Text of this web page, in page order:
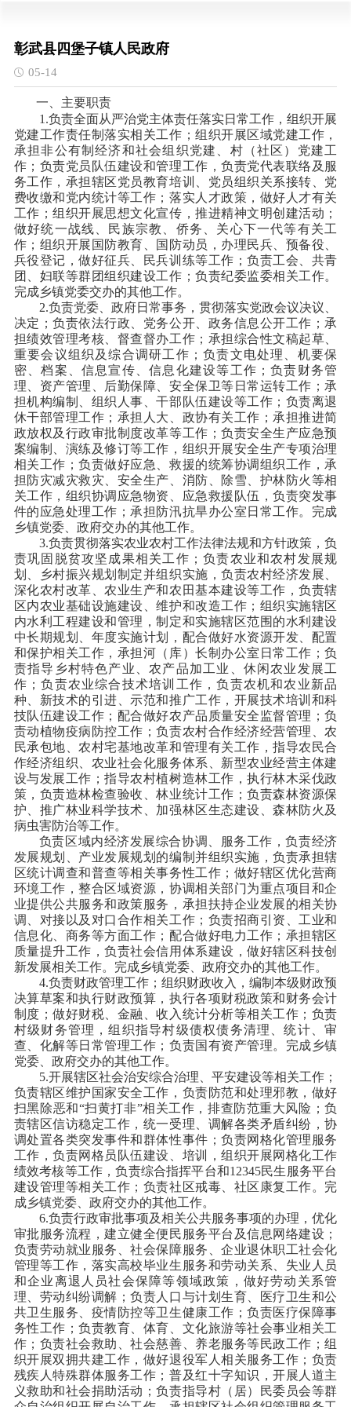
彰武县四堡子镇人民政府
05-14
一、主要职责
1.负责全面从严治党主体责任落实日常工作，组织开展
党建工作责任制落实相关工作；组织开展区域党建工作，
承担非公有制经济和社会组织党建、村（社区）党建工
作；负责党员队伍建设和管理工作，负责党代表联络及服
务工作，承担辖区党员教育培训、党员组织关系接转、党
费收缴和党内统计等工作；落实人才政策，做好人才有关
工作；组织开展思想文化宣传，推进精神文明创建活动；
做好统一战线、民族宗教、侨务、关心下一代等有关工
作；组织开展国防教育、国防动员，办理民兵、预备役、
兵役登记，做好征兵、民兵训练等工作；负责工会、共青
团、妇联等群团组织建设工作；负责纪委监委相关工作。
完成乡镇党委交办的其他工作。
2.负责党委、政府日常事务，贯彻落实党政会议决议、
决定；负责依法行政、党务公开、政务信息公开工作；承
担绩效管理考核、督查督办工作；承担综合性文稿起草、
重要会议组织及综合调研工作；负责文电处理、机要保
密、档案、信息宣传、信息化建设等工作；负责财务管
理、资产管理、后勤保障、安全保卫等日常运转工作；承
担机构编制、组织人事、干部队伍建设等工作；负责离退
休干部管理工作；承担人大、政协有关工作；承担推进简
政放权及行政审批制度改革等工作；负责安全生产应急预
案编制、演练及修订等工作，组织开展安全生产专项治理
相关工作；负责做好应急、救援的统筹协调组织工作，承
担防灾减灾救灾、安全生产、消防、除雪、护林防火等相
关工作，组织协调应急物资、应急救援队伍，负责突发事
件的应急处理工作；承担防汛抗旱办公室日常工作。完成
乡镇党委、政府交办的其他工作。
3.负责贯彻落实农业农村工作法律法规和方针政策，负
责巩固脱贫攻坚成果相关工作；负责农业和农村发展规
划、乡村振兴规划制定并组织实施，负责农村经济发展、
深化农村改革、农业生产和农田基本建设等工作，负责辖
区内农业基础设施建设、维护和改造工作；组织实施辖区
内水利工程建设和管理，制定和实施辖区范围的水利建设
中长期规划、年度实施计划，配合做好水资源开发、配置
和保护相关工作，承担河（库）长制办公室日常工作；负
责指导乡村特色产业、农产品加工业、休闲农业发展工
作；负责农业综合技术培训工作，负责农机和农业新品
种、新技术的引进、示范和推广工作，开展技术培训和科
技队伍建设工作；配合做好农产品质量安全监督管理；负
责动植物疫病防控工作；负责农村合作经济经营管理、农
民承包地、农村宅基地改革和管理有关工作，指导农民合
作经济组织、农业社会化服务体系、新型农业经营主体建
设与发展工作；指导农村植树造林工作，执行林木采伐政
策，负责造林检查验收、林业统计工作；负责森林资源保
护、推广林业科学技术、加强林区生态建设、森林防火及
病虫害防治等工作。
负责区域内经济发展综合协调、服务工作，负责经济
发展规划、产业发展规划的编制并组织实施，负责承担辖
区统计调查和普查等相关事务性工作；做好辖区优化营商
环境工作，整合区域资源，协调相关部门为重点项目和企
业提供公共服务和政策服务，承担扶持企业发展的相关协
调、对接以及对口合作相关工作；负责招商引资、工业和
信息化、商务等方面工作；配合做好电力工作；承担辖区
质量提升工作，负责社会信用体系建设，做好辖区科技创
新发展相关工作。完成乡镇党委、政府交办的其他工作。
4.负责财政管理工作；组织财政收入，编制本级财政预
决算草案和执行财政预算，执行各项财税政策和财务会计
制度；做好财税、金融、收入统计分析等相关工作；负责
村级财务管理，组织指导村级债权债务清理、统计、审
查、化解等日常管理工作；负责国有资产管理。完成乡镇
党委、政府交办的其他工作。
5.开展辖区社会治安综合治理、平安建设等相关工作；
负责辖区维护国家安全工作，负责防范和处理邪教，做好
扫黑除恶和“扫黄打非”相关工作，排查防范重大风险；负
责辖区信访稳定工作，统一受理、调解各类矛盾纠纷，协
调处置各类突发事件和群体性事件；负责网格化管理服务
工作，负责网格员队伍建设、培训，组织开展网格化工作
绩效考核等工作，负责综合指挥平台和12345民生服务平台
建设管理等相关工作；负责社区戒毒、社区康复工作。完
成乡镇党委、政府交办的其他工作。
6.负责行政审批事项及相关公共服务事项的办理，优化
审批服务流程，建立健全便民服务平台及信息网络建设；
负责劳动就业服务、社会保障服务、企业退休职工社会化
管理等工作，落实高校毕业生服务和劳动关系、失业人员
和企业离退人员社会保障等领域政策，做好劳动关系管
理、劳动纠纷调解；负责人口与计划生育、医疗卫生和公
共卫生服务、疫情防控等卫生健康工作；负责医疗保障事
务性工作；负责教育、体育、文化旅游等社会事业相关工
作；负责社会救助、社会慈善、养老服务等民政工作；组
织开展双拥共建工作，做好退役军人相关服务工作；负责
残疾人特殊群体服务工作；普及红十字知识，开展人道主
义救助和社会捐助活动；负责指导村（居）民委员会等群